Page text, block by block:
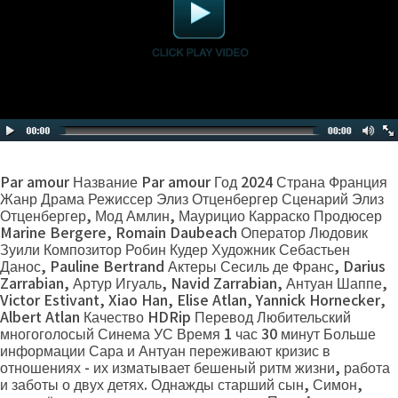
Par amour Название Par amour Год 2024 Страна Франция
Жанр Драма Режиссер Элиз Отценбергер Сценарий Элиз
Отценбергер, Мод Амлин, Маурицио Карраско Продюсер
Marine Bergere, Romain Daubeach Оператор Людовик
Зуили Композитор Робин Кудер Художник Себастьен
Данос, Pauline Bertrand Актеры Сесиль де Франс, Darius
Zarrabian, Артур Игуаль, Navid Zarrabian, Антуан Шаппе,
Victor Estivant, Xiao Han, Elise Atlan, Yannick Hornecker,
Albert Atlan Качество HDRip Перевод Любительский
многоголосый Синема УС Время 1 час 30 минут Больше
информации Сара и Антуан переживают кризис в
отношениях - их изматывает бешеный ритм жизни, работа
и заботы о двух детях. Однажды старший сын, Симон,